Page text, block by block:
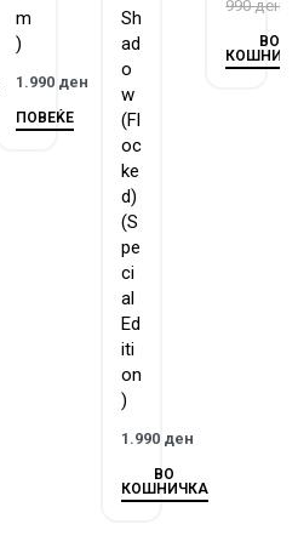
m
)
1.990 ден
ПОВЕЌЕ
Sh
ad
o
w
(Fl
oc
ke
d)
(S
pe
ci
al
Ed
iti
on
)
1.990 ден
ВО
КОШНИЧКА
990ден
ВО